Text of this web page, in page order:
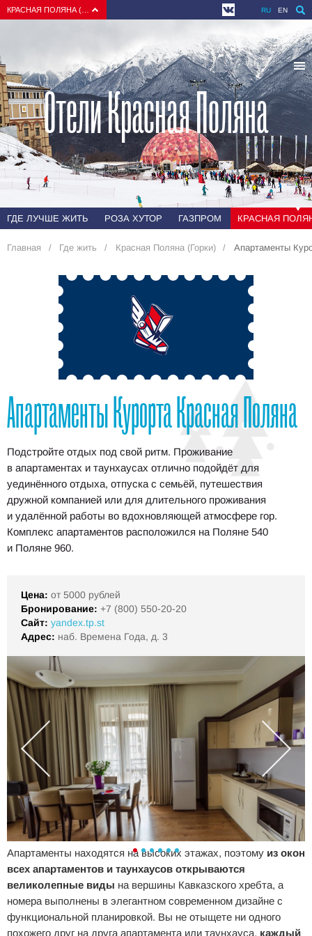
RU EN
Отели Красная Поляна
ГДЕ ЛУЧШЕ ЖИТЬ РОЗА ХУТОР ГАЗПРОМ КРАСНАЯ
Главная Где жить Красная Поляна (Горки) Апартаменты
Апартаменты Курорта Красная Поляна
Подстройте отдых под свой ритм. Проживание
в апартаментах и таунхаусах отлично подойдёт для
уединённого отдыха, отпуска с семьёй, путешествия
дружной компанией или для длительного проживания
и удалённой работы во вдохновляющей атмосфере гор.
Комплекс апартаментов расположился на Поляне 540
и Поляне 960.
Цена: от 5000 рублей
Бронирование: +7 (800) 550-20-20
Сайт: yandex.tp.st
Адрес: наб. Времена Года, д. 3
Апартаменты находятся на высоких этажах, поэтому из окон
всех апартаментов и таунхаусов открываются
великолепные виды на вершины Кавказского хребта, а
номера выполнены в элегантном современном дизайне с
функциональной планировкой. Вы не отыщете ни одного
похожего друг на друга апартамента или таунхауса, каждый